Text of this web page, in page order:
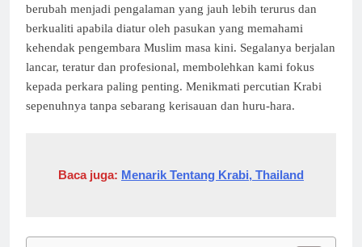
berubah menjadi pengalaman yang jauh lebih terurus dan
berkualiti apabila diatur oleh pasukan yang memahami
kehendak pengembara Muslim masa kini. Segalanya berjalan
lancar, teratur dan profesional, membolehkan kami fokus
kepada perkara paling penting. Menikmati percutian Krabi
sepenuhnya tanpa sebarang kerisauan dan huru-hara.
Baca juga: Menarik Tentang Krabi, Thailand